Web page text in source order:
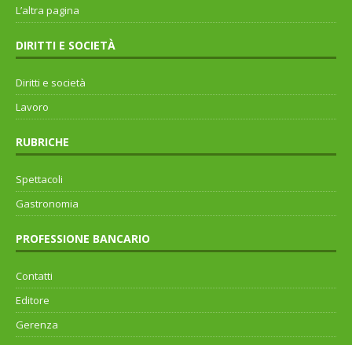
L’altra pagina
DIRITTI E SOCIETÀ
Diritti e società
Lavoro
RUBRICHE
Spettacoli
Gastronomia
PROFESSIONE BANCARIO
Contatti
Editore
Gerenza